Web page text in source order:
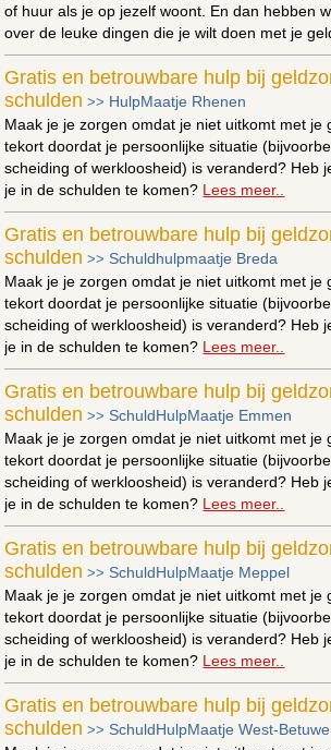
of huur als je op jezelf woont. En dan hebben
over de leuke dingen die je wilt doen met je
Gratis en betrouwbare hulp bij
schulden >> HulpMaatje Rhenen
Maak je je zorgen omdat je niet uitkomt met je
tekort doordat je persoonlijke situatie
scheiding of werkloosheid) is veranderd? Heb
je in de schulden te komen? Lees meer..
Gratis en betrouwbare hulp bij
schulden >> Schuldhulpmaatje Breda
Maak je je zorgen omdat je niet uitkomt met je
tekort doordat je persoonlijke situatie
scheiding of werkloosheid) is veranderd? Heb
je in de schulden te komen? Lees meer..
Gratis en betrouwbare hulp bij
schulden >> SchuldHulpMaatje Emmen
Maak je je zorgen omdat je niet uitkomt met je
tekort doordat je persoonlijke situatie
scheiding of werkloosheid) is veranderd? Heb
je in de schulden te komen? Lees meer..
Gratis en betrouwbare hulp bij
schulden >> SchuldHulpMaatje Meppel
Maak je je zorgen omdat je niet uitkomt met je
tekort doordat je persoonlijke situatie
scheiding of werkloosheid) is veranderd? Heb
je in de schulden te komen? Lees meer..
Gratis en betrouwbare hulp bij
schulden >> SchuldHulpMaatje West-Betuwe